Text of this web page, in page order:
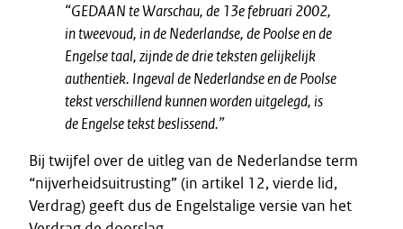
“GEDAAN te Warschau, de 13e februari 2002,
in tweevoud, in de Nederlandse, de Poolse en de
Engelse taal, zijnde de drie teksten gelijkelijk
authentiek. Ingeval de Nederlandse en de Poolse
tekst verschillend kunnen worden uitgelegd, is
de Engelse tekst beslissend.”
Bij twijfel over de uitleg van de Nederlandse term
“nijverheidsuitrusting” (in artikel 12, vierde lid,
Verdrag) geeft dus de Engelstalige versie van het